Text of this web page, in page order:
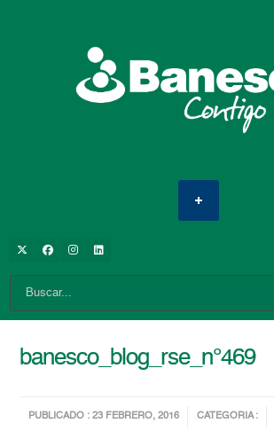
banesco_blog_rse_n°469
PUBLICADO : 23 FEBRERO, 2016 CATEGORIA :